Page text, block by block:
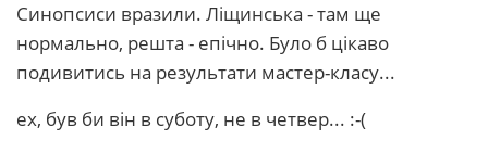
Синопсиси вразили. Ліщинська - там ще
нормально, решта - епічно. Було б цікаво
подивитись на результати мастер-класу...
ех, був би він в суботу, не в четвер... :-(